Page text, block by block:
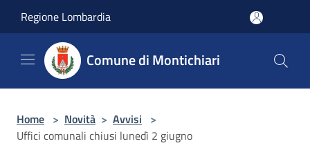
Regione Lombardia
Comune di Montichiari
Home > Novità > Avvisi >
Uffici comunali chiusi lunedì 2 giugno